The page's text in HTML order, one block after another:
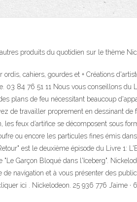
produits du quotidien sur le thème
cahiers, gourdes et + Créations
03 84 76 51 11 Nous vous conseillons
plans de feu nécessitant beaucoup
de travailler proprement en dessinant
feux d’artifice se décomposent sous
ou encore les particules fines émis
est le deuxième épisode du Livre 1:
Garçon Bloqué dans l'Iceberg".
navigation et à vous présenter des
ici . Nickelodeon. 25 936 776 J’aime